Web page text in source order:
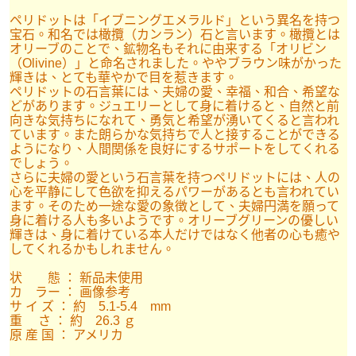
ペリドットは「イブニングエメラルド」という異名を持つ
宝石。和名では橄攬（カンラン）石と言います。橄攬とは
オリーブのことで、鉱物名もそれに由来する「オリビン
（Olivine）」と命名されました。ややブラウン味がかった
輝きは、とても華やかで目を惹きます。
ペリドットの石言葉には、夫婦の愛、幸福、和合、希望な
どがあります。ジュエリーとして身に着けると、自然と前
向きな気持ちになれて、勇気と希望が湧いてくると言われ
ています。また朗らかな気持ちで人と接することができる
ようになり、人間関係を良好にするサポートをしてくれる
でしょう。
さらに夫婦の愛という石言葉を持つペリドットには、人の
心を平静にして色欲を抑えるパワーがあるとも言われてい
ます。そのため一途な愛の象徴として、夫婦円満を願って
身に着ける人も多いようです。オリーブグリーンの優しい
輝きは、身に着けている本人だけではなく他者の心も癒や
してくれるかもしれません。
状 態 ： 新品未使用
カ ラー ： 画像参考
サ イ ズ ： 約 5.1-5.4 mm
重 さ ： 約 26.3 ｇ
原 産 国 ： アメリカ